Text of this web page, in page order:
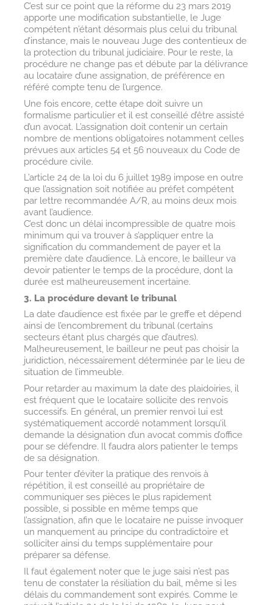
C’est sur ce point que la réforme du 23 mars 2019
apporte une modification substantielle, le Juge
compétent n’étant désormais plus celui du tribunal
d’instance, mais le nouveau Juge des contentieux de
la protection du tribunal judiciaire. Pour le reste, la
procédure ne change pas et débute par la délivrance
au locataire d’une assignation, de préférence en
référé compte tenu de l’urgence.
Une fois encore, cette étape doit suivre un
formalisme particulier et il est conseillé d’être assisté
d’un avocat. L’assignation doit contenir un certain
nombre de mentions obligatoires notamment celles
prévues aux articles 54 et 56 nouveaux du Code de
procédure civile.
L’article 24 de la loi du 6 juillet 1989 impose en outre
que l’assignation soit notifiée au préfet compétent
par lettre recommandée A/R, au moins deux mois
avant l’audience.
C’est donc un délai incompressible de quatre mois
minimum qui va trouver à s’appliquer entre la
signification du commandement de payer et la
première date d’audience. Là encore, le bailleur va
devoir patienter le temps de la procédure, dont la
durée est malheureusement incertaine.
3. La procédure devant le tribunal
La date d’audience est fixée par le greffe et dépend
ainsi de l’encombrement du tribunal (certains
secteurs étant plus chargés que d’autres).
Malheureusement, le bailleur ne peut pas choisir la
juridiction, nécessairement déterminée par le lieu de
situation de l’immeuble.
Pour retarder au maximum la date des plaidoiries, il
est fréquent que le locataire sollicite des renvois
successifs. En général, un premier renvoi lui est
systématiquement accordé notamment lorsqu’il
demande la désignation d’un avocat commis d’office
pour se défendre. Il faudra alors patienter le temps
de sa désignation.
Pour tenter d’éviter la pratique des renvois à
répétition, il est conseillé au propriétaire de
communiquer ses pièces le plus rapidement
possible, si possible en même temps que
l’assignation, afin que le locataire ne puisse invoquer
un manquement au principe du contradictoire et
solliciter ainsi du temps supplémentaire pour
préparer sa défense.
Il faut également noter que le juge saisi n’est pas
tenu de constater la résiliation du bail, même si les
délais du commandement sont expirés. Comme le